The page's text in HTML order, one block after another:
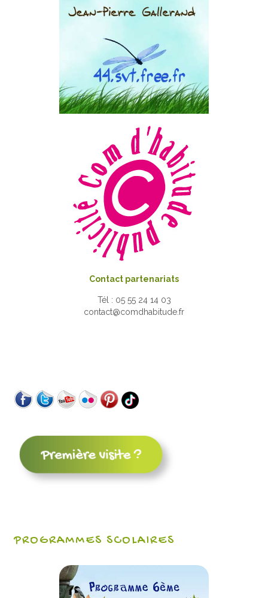
Contact partenariats
Tél : 05 55 24 14 03
contact@comdhabitude.fr
PROGRAMMES SCOLAIRES